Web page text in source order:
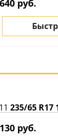
руб.
235/65 R17
руб.